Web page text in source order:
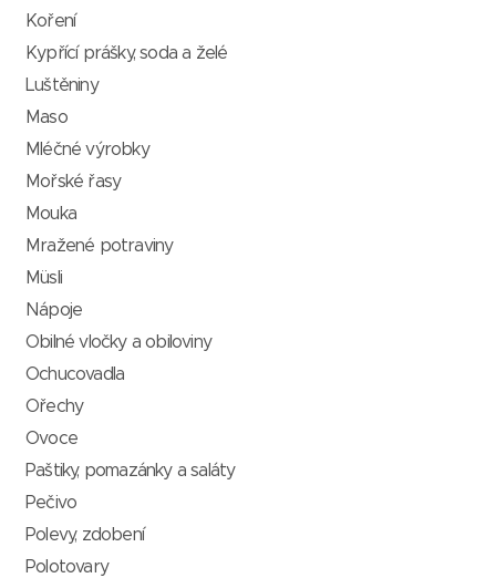
Koření
Kypřící prášky, soda a želé
Luštěniny
Maso
Mléčné výrobky
Mořské řasy
Mouka
Mražené potraviny
Müsli
Nápoje
Obilné vločky a obiloviny
Ochucovadla
Ořechy
Ovoce
Paštiky, pomazánky a saláty
Pečivo
Polevy, zdobení
Polotovary